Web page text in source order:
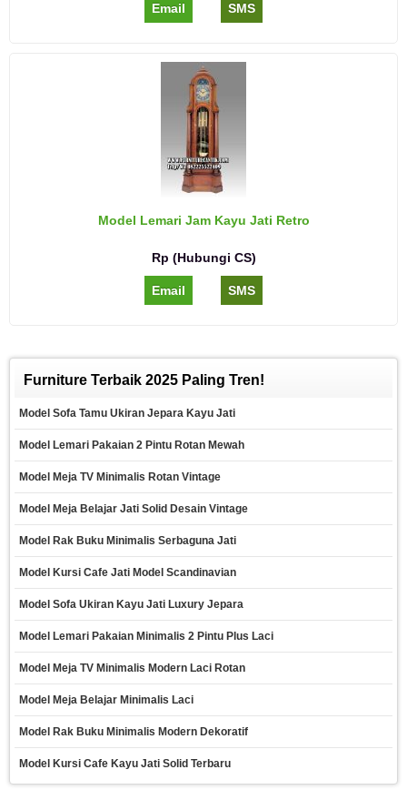
Email SMS
Model Lemari Jam Kayu Jati Retro
Rp (Hubungi CS)
Email SMS
Furniture Terbaik 2025 Paling Tren!
Model Sofa Tamu Ukiran Jepara Kayu Jati
Model Lemari Pakaian 2 Pintu Rotan Mewah
Model Meja TV Minimalis Rotan Vintage
Model Meja Belajar Jati Solid Desain Vintage
Model Rak Buku Minimalis Serbaguna Jati
Model Kursi Cafe Jati Model Scandinavian
Model Sofa Ukiran Kayu Jati Luxury Jepara
Model Lemari Pakaian Minimalis 2 Pintu Plus Laci
Model Meja TV Minimalis Modern Laci Rotan
Model Meja Belajar Minimalis Laci
Model Rak Buku Minimalis Modern Dekoratif
Model Kursi Cafe Kayu Jati Solid Terbaru